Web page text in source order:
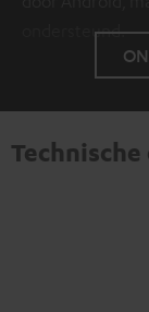
ondersteund.